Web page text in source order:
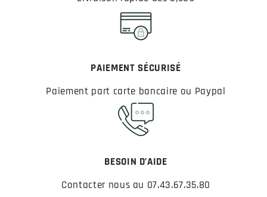
PAIEMENT SÉCURISÉ
Paiement part carte bancaire ou Paypal
BESOIN D’AIDE
Contacter nous au 07.43.67.35.80